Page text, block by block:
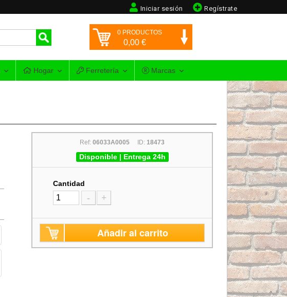
Regístrate
Iniciar sesión
0 PRODUCTOS
0,00 €
Hogar Ferretería Marcas
Ref:06033A0005 ID: 18473
Disponible | Entrega 24h
Cantidad
- +
Añadir al carrito